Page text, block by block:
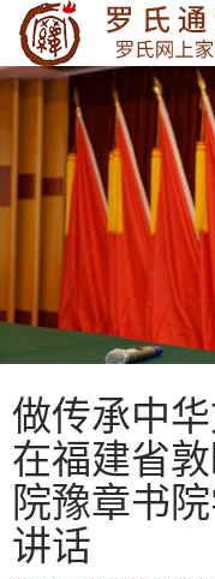
SKIP TO CONTENT
做传承中
在福建省
院豫章书
讲话